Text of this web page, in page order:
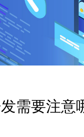
需要注意